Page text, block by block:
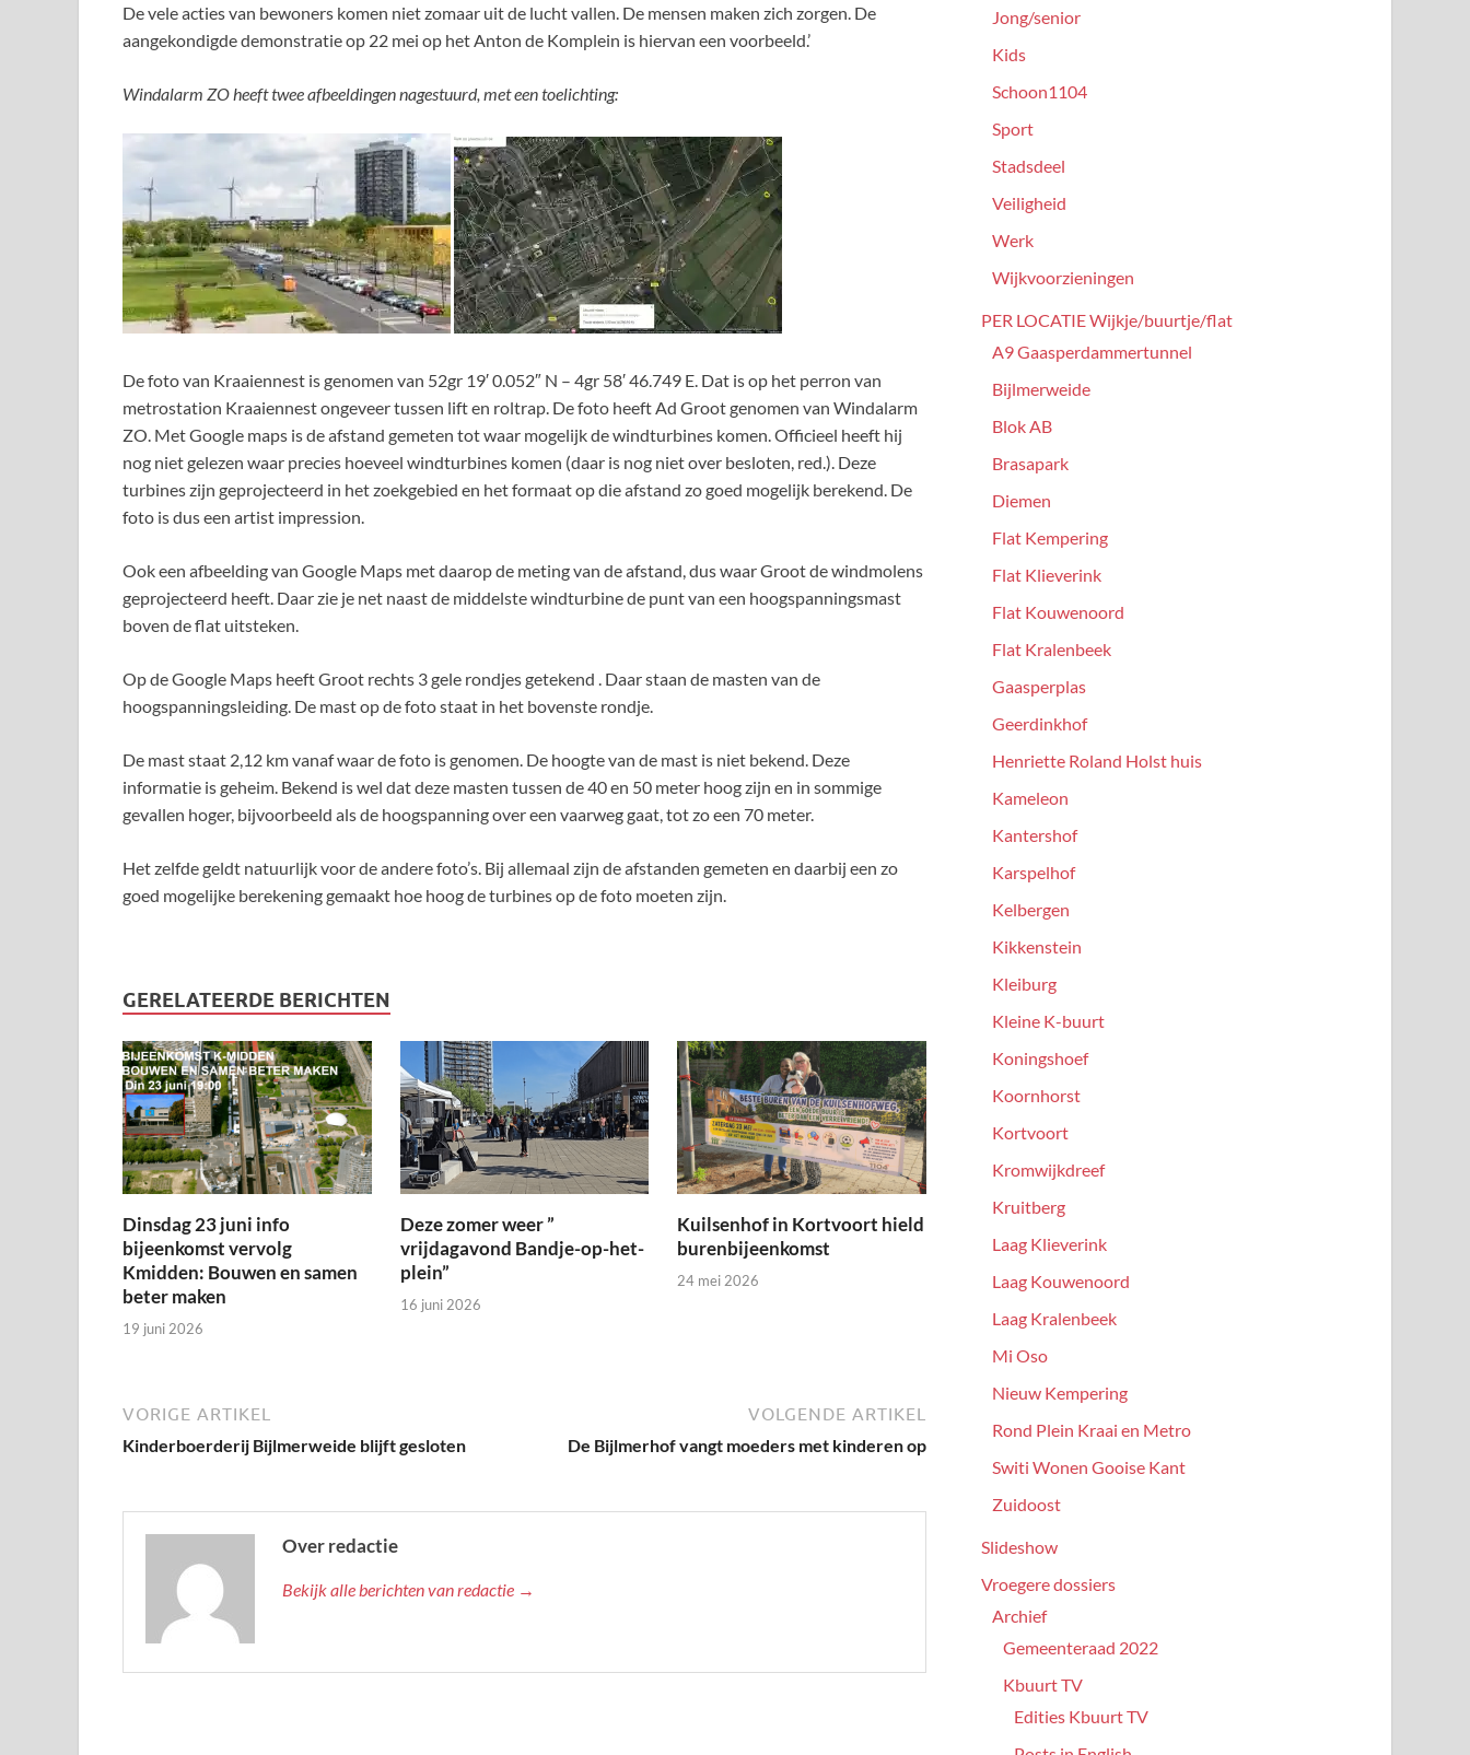
De vele acties van bewoners komen niet zomaar uit de lucht vallen. De mensen maken zich zorgen. De
aangekondigde demonstratie op 22 mei op het Anton de Komplein is hiervan een voorbeeld.’
Windalarm ZO heeft twee afbeeldingen nagestuurd, met een toelichting:
De foto van Kraaiennest is genomen van 52gr 19′ 0.052″ N – 4gr 58′ 46.749 E. Dat is op het perron van
metrostation Kraaiennest ongeveer tussen lift en roltrap. De foto heeft Ad Groot genomen van Windalarm
ZO. Met Google maps is de afstand gemeten tot waar mogelijk de windturbines komen. Officieel heeft hij
nog niet gelezen waar precies hoeveel windturbines komen (daar is nog niet over besloten, red.). Deze
turbines zijn geprojecteerd in het zoekgebied en het formaat op die afstand zo goed mogelijk berekend. De
foto is dus een artist impression.
Ook een afbeelding van Google Maps met daarop de meting van de afstand, dus waar Groot de windmolens
geprojecteerd heeft. Daar zie je net naast de middelste windturbine de punt van een hoogspanningsmast
boven de flat uitsteken.
Op de Google Maps heeft Groot rechts 3 gele rondjes getekend . Daar staan de masten van de
hoogspanningsleiding. De mast op de foto staat in het bovenste rondje.
De mast staat 2,12 km vanaf waar de foto is genomen. De hoogte van de mast is niet bekend. Deze
informatie is geheim. Bekend is wel dat deze masten tussen de 40 en 50 meter hoog zijn en in sommige
gevallen hoger, bijvoorbeeld als de hoogspanning over een vaarweg gaat, tot zo een 70 meter.
Het zelfde geldt natuurlijk voor de andere foto’s. Bij allemaal zijn de afstanden gemeten en daarbij een zo
goed mogelijke berekening gemaakt hoe hoog de turbines op de foto moeten zijn.
GERELATEERDE BERICHTEN
Dinsdag 23 juni info
bijeenkomst vervolg
Kmidden: Bouwen en samen
beter maken
19 juni 2026
Deze zomer weer ”
vrijdagavond Bandje-op-het-
plein”
16 juni 2026
Kuilsenhof in Kortvoort hield
burenbijeenkomst
24 mei 2026
VORIGE ARTIKEL
Kinderboerderij Bijlmerweide blijft gesloten
VOLGENDE ARTIKEL
De Bijlmerhof vangt moeders met kinderen op
Over redactie
Bekijk alle berichten van redactie →
Jong/senior
Kids
Schoon1104
Sport
Stadsdeel
Veiligheid
Werk
Wijkvoorzieningen
PER LOCATIE Wijkje/buurtje/flat
A9 Gaasperdammertunnel
Bijlmerweide
Blok AB
Brasapark
Diemen
Flat Kempering
Flat Klieverink
Flat Kouwenoord
Flat Kralenbeek
Gaasperplas
Geerdinkhof
Henriette Roland Holst huis
Kameleon
Kantershof
Karspelhof
Kelbergen
Kikkenstein
Kleiburg
Kleine K-buurt
Koningshoef
Koornhorst
Kortvoort
Kromwijkdreef
Kruitberg
Laag Klieverink
Laag Kouwenoord
Laag Kralenbeek
Mi Oso
Nieuw Kempering
Rond Plein Kraai en Metro
Switi Wonen Gooise Kant
Zuidoost
Slideshow
Vroegere dossiers
Archief
Gemeenteraad 2022
Kbuurt TV
Edities Kbuurt TV